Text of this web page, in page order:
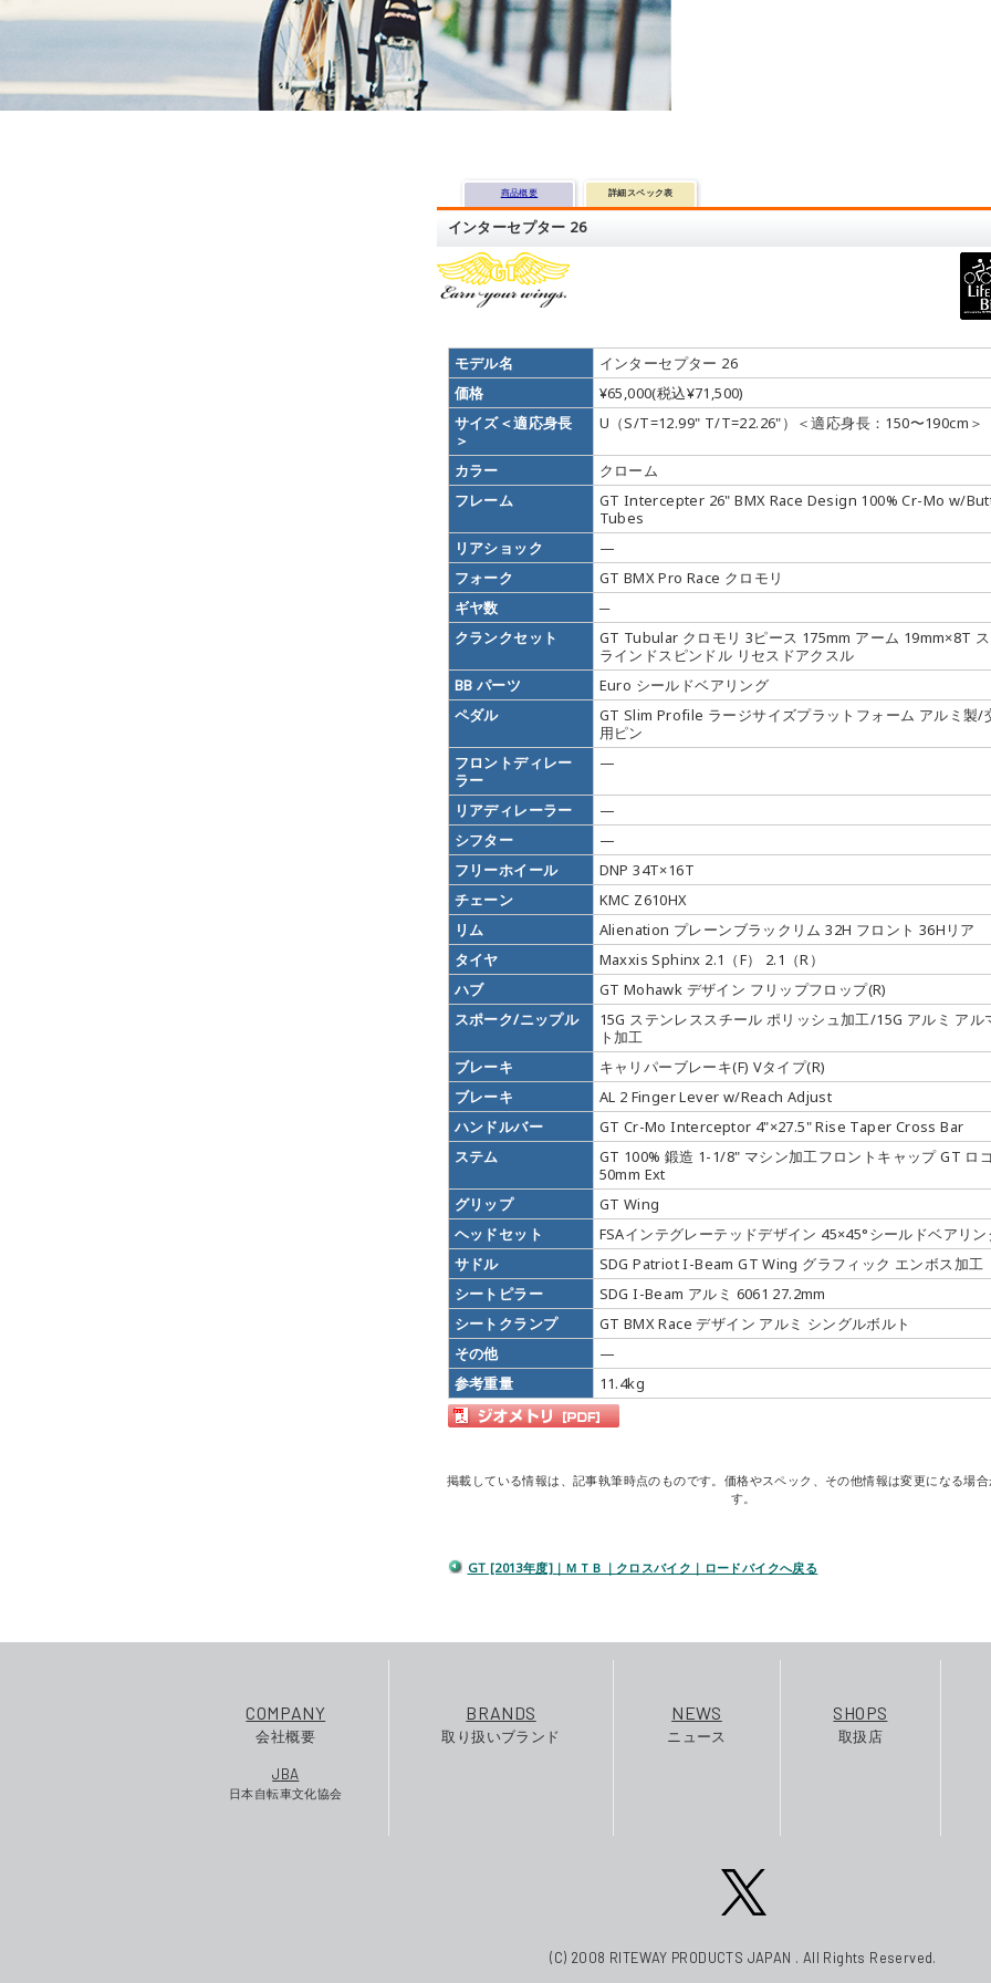
商品概要 詳細スペック表
インターセプター 26
モデル名
インターセプター 26
価格
¥65,000(税込¥71,500)
サイズ＜適応身長
＞
U（S/T=12.99" T/T=22.26"）＜適応身長：150〜190cm＞
カラー
クローム
フレーム
GT Intercepter 26" BMX Race Design 100% Cr-Mo w/
Tubes
リアショック
—
フォーク
GT BMX Pro Race クロモリ
ギヤ数
─
クランクセット
GT Tubular クロモリ 3ピース 175mm アーム 19mm×8T
ラインドスピンドル リセスドアクスル
BB パーツ
Euro シールドベアリング
ペダル
GT Slim Profile ラージサイズプラットフォーム アルミ製/
用ピン
フロントディレー
ラー
—
リアディレーラー
—
シフター
—
フリーホイール
DNP 34T×16T
チェーン
KMC Z610HX
リム
Alienation プレーンブラックリム 32H フロント 36Hリア
タイヤ
Maxxis Sphinx 2.1（F） 2.1（R）
ハブ
GT Mohawk デザイン フリップフロップ(R)
スポーク/ニップル
15G ステンレススチール ポリッシュ加工/15G アルミ アル
ト加工
ブレーキ
キャリパーブレーキ(F) Vタイプ(R)
ブレーキ
AL 2 Finger Lever w/Reach Adjust
ハンドルバー
GT Cr-Mo Interceptor 4"×27.5" Rise Taper Cross Bar
ステム
GT 100% 鍛造 1-1/8" マシン加工フロントキャップ GT ロ
50mm Ext
グリップ
GT Wing
ヘッドセット
FSAインテグレーテッドデザイン 45×45°シールドベアリン
サドル
SDG Patriot I-Beam GT Wing グラフィック エンボス加工
シートピラー
SDG I-Beam アルミ 6061 27.2mm
シートクランプ
GT BMX Race デザイン アルミ シングルボルト
その他
—
参考重量
11.4kg
掲載している情報は、記事執筆時点のものです。価格やスペック、その他情報は変更になる場合
す。
GT [2013年度]｜ＭＴＢ｜クロスバイク｜ロードバイクへ戻る
COMPANY
会社概要
JBA
日本自転車文化協会
BRANDS
取り扱いブランド
NEWS
ニュース
SHOPS
取扱店
(C) 2008 RITEWAY PRODUCTS JAPAN . All Rights Reserved.